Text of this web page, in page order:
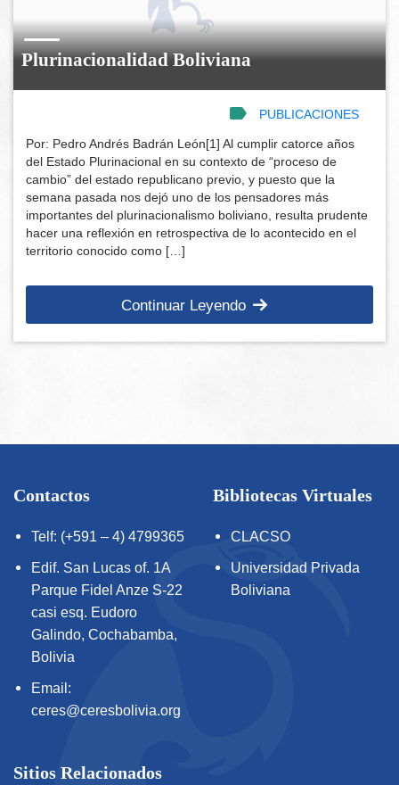
Plurinacionalidad Boliviana
PUBLICACIONES
Por: Pedro Andrés Badrán León[1] Al cumplir catorce años
del Estado Plurinacional en su contexto de “proceso de
cambio” del estado republicano previo, y puesto que la
semana pasada nos dejó uno de los pensadores más
importantes del plurinacionalismo boliviano, resulta prudente
hacer una reflexión en retrospectiva de lo acontecido en el
territorio conocido como […]
Continuar Leyendo
Contactos
Telf: (+591 – 4) 4799365
Edif. San Lucas of. 1A
Parque Fidel Anze S-22
casi esq. Eudoro
Galindo, Cochabamba,
Bolivia
Email:
ceres@ceresbolivia.org
Bibliotecas Virtuales
CLACSO
Universidad Privada
Boliviana
Sitios Relacionados